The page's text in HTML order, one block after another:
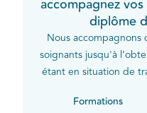
accompagnez
diplôme
Nous accompagnons
soignants jusqu'à
étant en situation de
Formations